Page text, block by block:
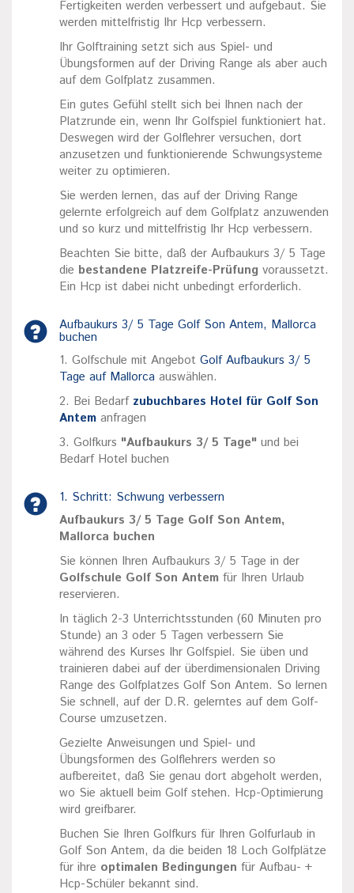
Fertigkeiten werden verbessert und aufgebaut. Sie
werden mittelfristig Ihr Hcp verbessern.
Ihr Golftraining setzt sich aus Spiel- und
Übungsformen auf der Driving Range als aber auch
auf dem Golfplatz zusammen.
Ein gutes Gefühl stellt sich bei Ihnen nach der
Platzrunde ein, wenn Ihr Golfspiel funktioniert hat.
Deswegen wird der Golflehrer versuchen, dort
anzusetzen und funktionierende Schwungsysteme
weiter zu optimieren.
Sie werden lernen, das auf der Driving Range
gelernte erfolgreich auf dem Golfplatz anzuwenden
und so kurz und mittelfristig Ihr Hcp verbessern.
Beachten Sie bitte, daß der Aufbaukurs 3/ 5 Tage
die bestandene Platzreife-Prüfung voraussetzt.
Ein Hcp ist dabei nicht unbedingt erforderlich.
Aufbaukurs 3/ 5 Tage Golf Son Antem, Mallorca
buchen
1. Golfschule mit Angebot Golf Aufbaukurs 3/ 5
Tage auf Mallorca auswählen.
2. Bei Bedarf zubuchbares Hotel für Golf Son
Antem anfragen
3. Golfkurs "Aufbaukurs 3/ 5 Tage" und bei
Bedarf Hotel buchen
1. Schritt: Schwung verbessern
Aufbaukurs 3/ 5 Tage Golf Son Antem,
Mallorca buchen
Sie können Ihren Aufbaukurs 3/ 5 Tage in der
Golfschule Golf Son Antem für Ihren Urlaub
reservieren.
In täglich 2-3 Unterrichtsstunden (60 Minuten pro
Stunde) an 3 oder 5 Tagen verbessern Sie
während des Kurses Ihr Golfspiel. Sie üben und
trainieren dabei auf der überdimensionalen Driving
Range des Golfplatzes Golf Son Antem. So lernen
Sie schnell, auf der D.R. gelerntes auf dem Golf-
Course umzusetzen.
Gezielte Anweisungen und Spiel- und
Übungsformen des Golflehrers werden so
aufbereitet, daß Sie genau dort abgeholt werden,
wo Sie aktuell beim Golf stehen. Hcp-Optimierung
wird greifbarer.
Buchen Sie Ihren Golfkurs für Ihren Golfurlaub in
Golf Son Antem, da die beiden 18 Loch Golfplätze
für ihre optimalen Bedingungen für Aufbau- +
Hcp-Schüler bekannt sind.